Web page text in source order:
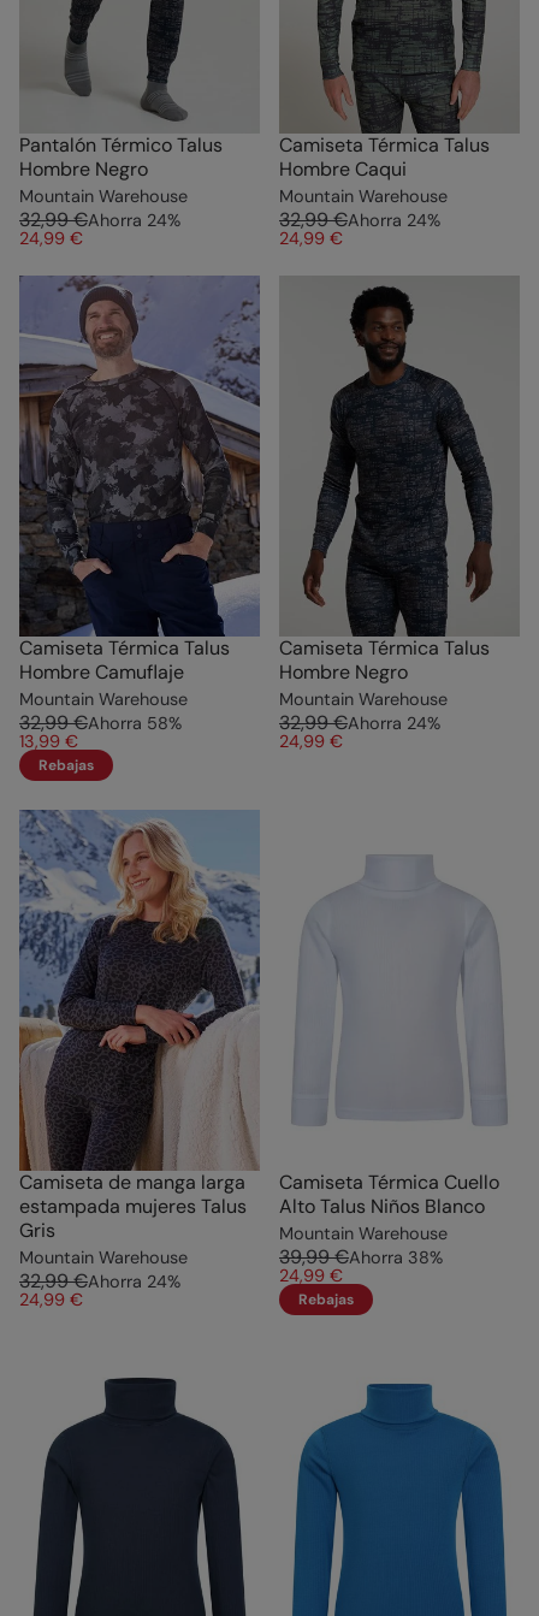
Pantalón Térmico Talus
Hombre Negro
Mountain Warehouse
32,99 €Ahorra 24%
24,99 €
Camiseta Térmica Talus
Hombre Caqui
Mountain Warehouse
32,99 €Ahorra 24%
24,99 €
Camiseta Térmica Talus
Hombre Camuflaje
Mountain Warehouse
32,99 €Ahorra 58%
13,99 €
Rebajas
Camiseta Térmica Talus
Hombre Negro
Mountain Warehouse
32,99 €Ahorra 24%
24,99 €
Camiseta de manga larga
estampada mujeres Talus
Gris
Mountain Warehouse
32,99 €Ahorra 24%
24,99 €
Camiseta Térmica Cuello
Alto Talus Niños Blanco
Mountain Warehouse
39,99 €Ahorra 38%
24,99 €
Rebajas